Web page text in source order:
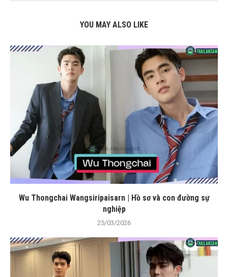
YOU MAY ALSO LIKE
Wu Thongchai Wangsiripaisarn | Hồ sơ và con đường sự
nghiệp
25/03/2026